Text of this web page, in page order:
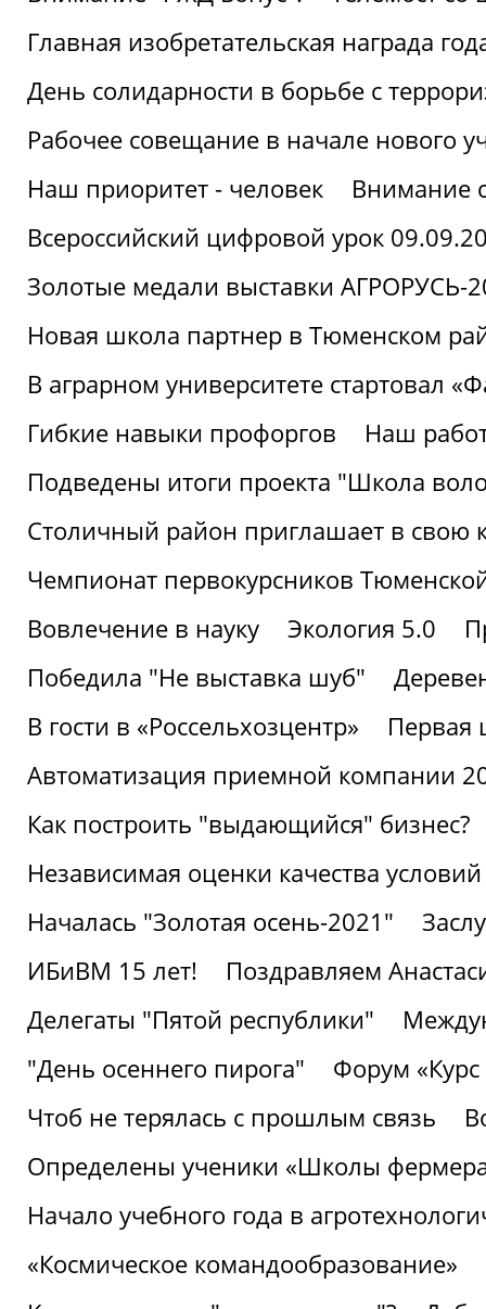
Главная изобретательская награда
День солидарности в борьбе с
Рабочее совещание в начале нового
Наш приоритет - человек
Внимание
Всероссийский цифровой урок
Золотые медали выставки АГРОРУСЬ-
Новая школа партнер в Тюменском
В аграрном университете стартовал
Гибкие навыки профоргов
Наш
Подведены итоги проекта "Школа
Столичный район приглашает в свою
Чемпионат первокурсников
Вовлечение в науку
Экология 5.0
Победила "Не выставка шуб"
В гости в «Россельхозцентр»
Первая
Автоматизация приемной компании
Как построить "выдающийся" бизнес?
Независимая оценки качества
Началась "Золотая осень-2021"
ИБиВМ 15 лет!
Поздравляем
Делегаты "Пятой республики"
"День осеннего пирога"
Форум «Курс
Чтоб не терялась с прошлым связь
Определены ученики «Школы
Начало учебного года в
«Космическое командообразование»